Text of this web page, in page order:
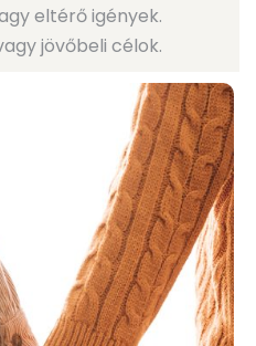
eltérő igények.
jövőbeli célok.